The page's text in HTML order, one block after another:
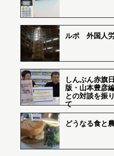
ルポ 外国人
しんぶん赤旗
版・山本豊彦
との対談を振
て
どうなる食と